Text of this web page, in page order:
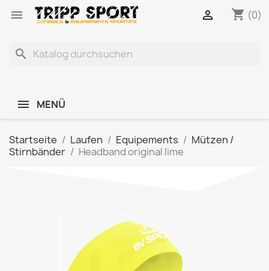
 shopping_cart (0)

search
MENÜ
Startseite Laufen Equipements
Mützen /
Stirnbänder
Headband original lime